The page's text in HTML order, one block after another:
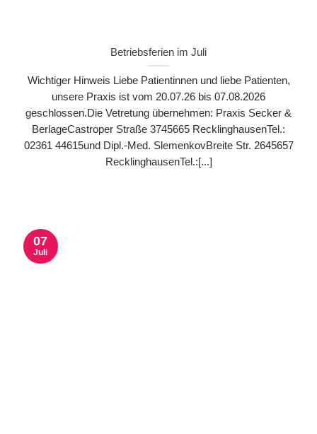
Betriebsferien im Juli
Wichtiger Hinweis Liebe Patientinnen und liebe Patienten,
unsere Praxis ist vom 20.07.26 bis 07.08.2026
geschlossen.Die Vetretung übernehmen: Praxis Secker &
BerlageCastroper Straße 3745665 RecklinghausenTel.:
02361 44615und Dipl.-Med. SlemenkovBreite Str. 2645657
RecklinghausenTel.:[...]
07
Juli